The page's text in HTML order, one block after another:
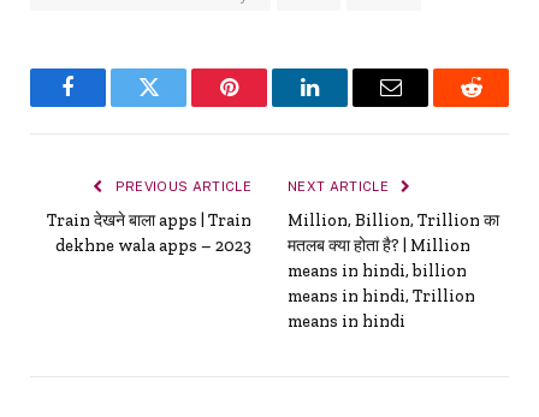
FacebookTwitter Pinterest LinkedInEmail Reddit
PREVIOUS ARTICLE
Train देखने बाला apps | Train
dekhne wala apps – 2023
NEXT ARTICLE
Million, Billion, Trillion का
मतलब क्या होता है? | Million
means in hindi, billion
means in hindi, Trillion
means in hindi